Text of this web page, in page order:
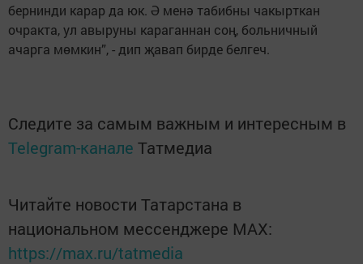
бернинди карар да юк. Ә менә табибны чакырткан
очракта, ул авыруны караганнан соң, больничный
ачарга мөмкин”, - дип җавап бирде белгеч.
Следите за самым важным и интересным в
Telegram-канале Татмедиа
Читайте новости Татарстана в
национальном мессенджере MАХ:
https://max.ru/tatmedia